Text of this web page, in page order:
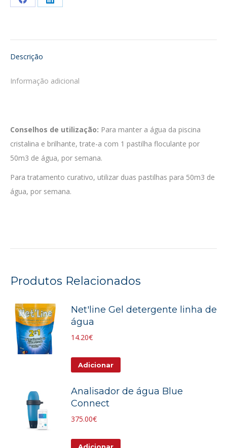
Share Share
Descrição
Informação adicional
Conselhos de utilização: Para manter a água da piscina
cristalina e brilhante, trate-a com 1 pastilha floculante por
50m3 de água, por semana.
Para tratamento curativo, utilizar duas pastilhas para 50m3 de
água, por semana.
Produtos Relacionados
Net'line Gel detergente linha de
água
14.20€
Adicionar
Analisador de água Blue
Connect
375.00€
Adicionar